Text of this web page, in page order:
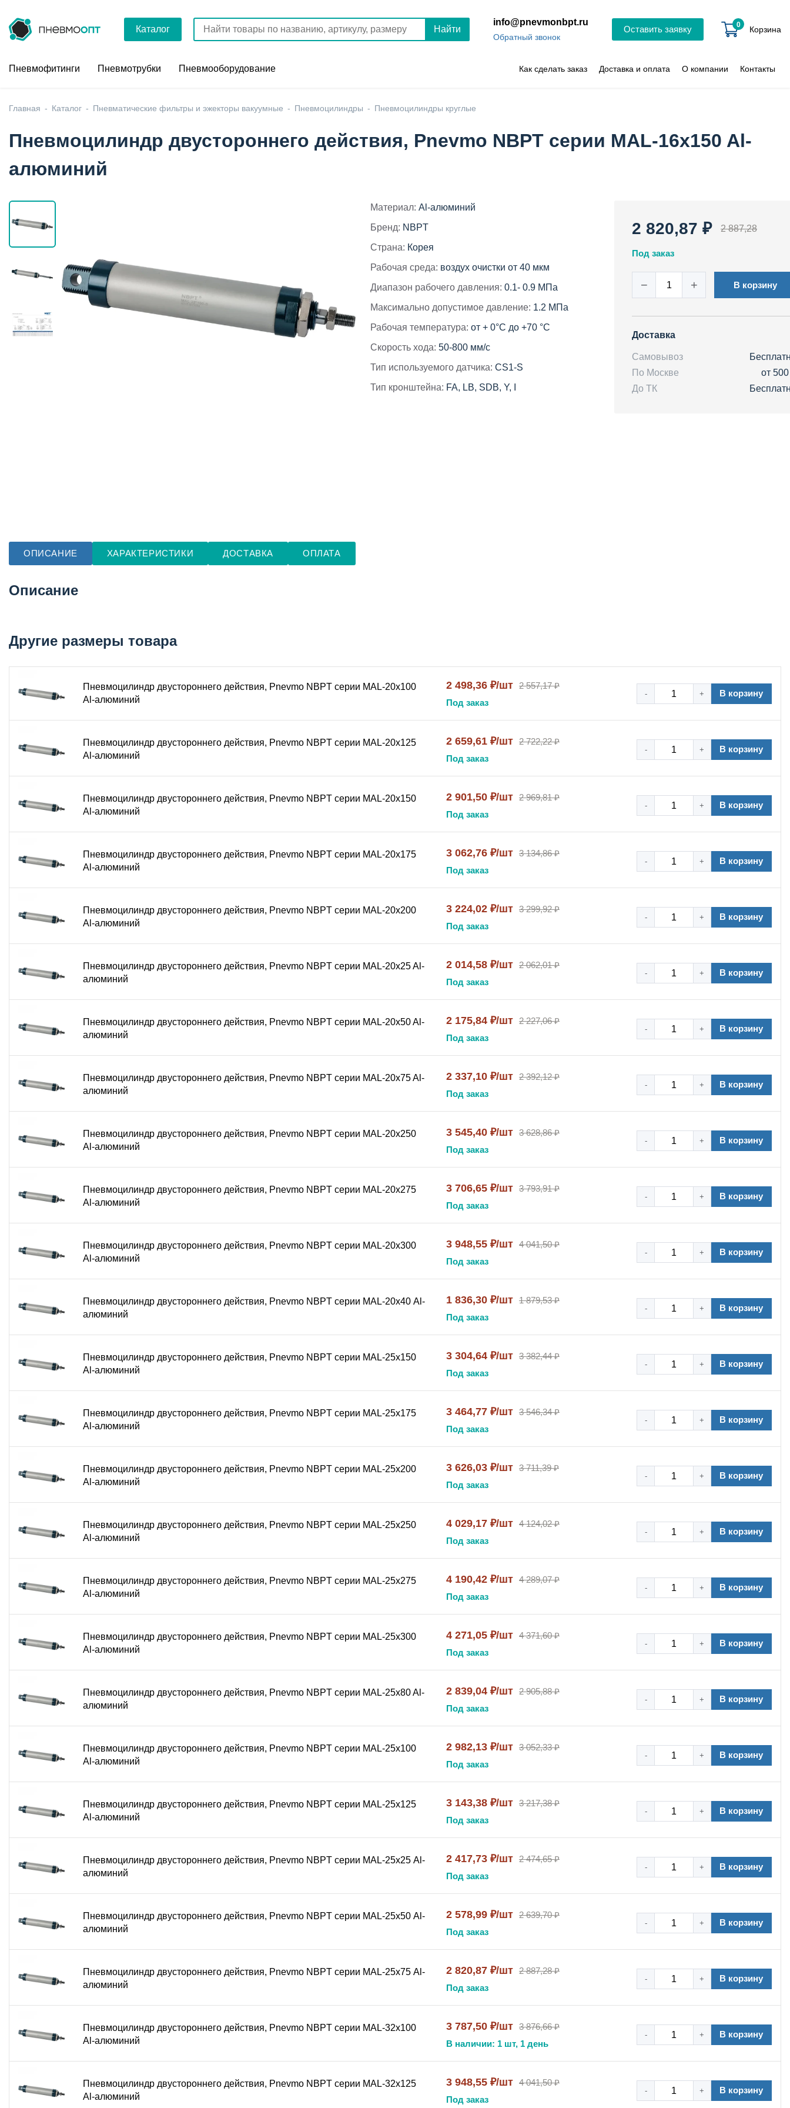
Каталог Найти
info@pnevmonbpt.ru
Обратный звонок
Оставить заявку 0 Корзина
Пневмофитинги Пневмотрубки Пневмооборудование Как сделать заказ Доставка и оплата О компании Контакты
Главная Каталог Пневматические фильтры и эжекторы вакуумные Пневмоцилиндры Пневмоцилиндры круглые
Пневмоцилиндр двустороннего действия, Pnevmo NBPT серии MAL-16x150 Al-
алюминий
Материал: Al-алюминий
Бренд: NBPT
Страна: Корея
Рабочая среда: воздух очистки от 40 мкм
Диапазон рабочего давления: 0.1- 0.9 МПа
Максимально допустимое давление: 1.2 МПа
Рабочая температура: от + 0°С до +70 °С
Скорость хода: 50-800 мм/с
Тип используемого датчика: CS1-S
Тип кронштейна: FA, LB, SDB, Y, I
2 820,87 ₽ 2 887,28
Под заказ
− + В корзину
Доставка
Самовывоз
По Москве
от
До ТК
ОПИСАНИЕ ХАРАКТЕРИСТИКИ ДОСТАВКА ОПЛАТА
Описание
Другие размеры товара
Пневмоцилиндр двустороннего действия, Pnevmo NBPT серии MAL-20x100
Al-алюминий
2 498,36 ₽/шт 2 557,17 ₽
Под заказ
- + В корзину
Пневмоцилиндр двустороннего действия, Pnevmo NBPT серии MAL-20x125
Al-алюминий
2 659,61 ₽/шт 2 722,22 ₽
Под заказ
- + В корзину
Пневмоцилиндр двустороннего действия, Pnevmo NBPT серии MAL-20x150
Al-алюминий
2 901,50 ₽/шт 2 969,81 ₽
Под заказ
- + В корзину
Пневмоцилиндр двустороннего действия, Pnevmo NBPT серии MAL-20x175
Al-алюминий
3 062,76 ₽/шт 3 134,86 ₽
Под заказ
- + В корзину
Пневмоцилиндр двустороннего действия, Pnevmo NBPT серии MAL-20x200
Al-алюминий
3 224,02 ₽/шт 3 299,92 ₽
Под заказ
- + В корзину
Пневмоцилиндр двустороннего действия, Pnevmo NBPT серии MAL-20x25 Al-
алюминий
2 014,58 ₽/шт 2 062,01 ₽
Под заказ
- + В корзину
Пневмоцилиндр двустороннего действия, Pnevmo NBPT серии MAL-20x50 Al-
алюминий
2 175,84 ₽/шт 2 227,06 ₽
Под заказ
- + В корзину
Пневмоцилиндр двустороннего действия, Pnevmo NBPT серии MAL-20x75 Al-
алюминий
2 337,10 ₽/шт 2 392,12 ₽
Под заказ
- + В корзину
Пневмоцилиндр двустороннего действия, Pnevmo NBPT серии MAL-20х250
Al-алюминий
3 545,40 ₽/шт 3 628,86 ₽
Под заказ
- + В корзину
Пневмоцилиндр двустороннего действия, Pnevmo NBPT серии MAL-20х275
Al-алюминий
3 706,65 ₽/шт 3 793,91 ₽
Под заказ
- + В корзину
Пневмоцилиндр двустороннего действия, Pnevmo NBPT серии MAL-20х300
Al-алюминий
3 948,55 ₽/шт 4 041,50 ₽
Под заказ
- + В корзину
Пневмоцилиндр двустороннего действия, Pnevmo NBPT серии MAL-20х40 Al-
алюминий
1 836,30 ₽/шт 1 879,53 ₽
Под заказ
- + В корзину
Пневмоцилиндр двустороннего действия, Pnevmo NBPT серии MAL-25x150
Al-алюминий
3 304,64 ₽/шт 3 382,44 ₽
Под заказ
- + В корзину
Пневмоцилиндр двустороннего действия, Pnevmo NBPT серии MAL-25x175
Al-алюминий
3 464,77 ₽/шт 3 546,34 ₽
Под заказ
- + В корзину
Пневмоцилиндр двустороннего действия, Pnevmo NBPT серии MAL-25x200
Al-алюминий
3 626,03 ₽/шт 3 711,39 ₽
Под заказ
- + В корзину
Пневмоцилиндр двустороннего действия, Pnevmo NBPT серии MAL-25x250
Al-алюминий
4 029,17 ₽/шт 4 124,02 ₽
Под заказ
- + В корзину
Пневмоцилиндр двустороннего действия, Pnevmo NBPT серии MAL-25x275
Al-алюминий
4 190,42 ₽/шт 4 289,07 ₽
Под заказ
- + В корзину
Пневмоцилиндр двустороннего действия, Pnevmo NBPT серии MAL-25x300
Al-алюминий
4 271,05 ₽/шт 4 371,60 ₽
Под заказ
- + В корзину
Пневмоцилиндр двустороннего действия, Pnevmo NBPT серии MAL-25x80 Al-
алюминий
2 839,04 ₽/шт 2 905,88 ₽
Под заказ
- + В корзину
Пневмоцилиндр двустороннего действия, Pnevmo NBPT серии MAL-25х100
Al-алюминий
2 982,13 ₽/шт 3 052,33 ₽
Под заказ
- + В корзину
Пневмоцилиндр двустороннего действия, Pnevmo NBPT серии MAL-25х125
Al-алюминий
3 143,38 ₽/шт 3 217,38 ₽
Под заказ
- + В корзину
Пневмоцилиндр двустороннего действия, Pnevmo NBPT серии MAL-25х25 Al-
алюминий
2 417,73 ₽/шт 2 474,65 ₽
Под заказ
- + В корзину
Пневмоцилиндр двустороннего действия, Pnevmo NBPT серии MAL-25х50 Al-
алюминий
2 578,99 ₽/шт 2 639,70 ₽
Под заказ
- + В корзину
Пневмоцилиндр двустороннего действия, Pnevmo NBPT серии MAL-25х75 Al-
алюминий
2 820,87 ₽/шт 2 887,28 ₽
Под заказ
- + В корзину
Пневмоцилиндр двустороннего действия, Pnevmo NBPT серии MAL-32x100
Al-алюминий
3 787,50 ₽/шт 3 876,66 ₽
В наличии: 1 шт, 1 день
- + В корзину
Пневмоцилиндр двустороннего действия, Pnevmo NBPT серии MAL-32x125
Al-алюминий
3 948,55 ₽/шт 4 041,50 ₽
Под заказ
- + В корзину